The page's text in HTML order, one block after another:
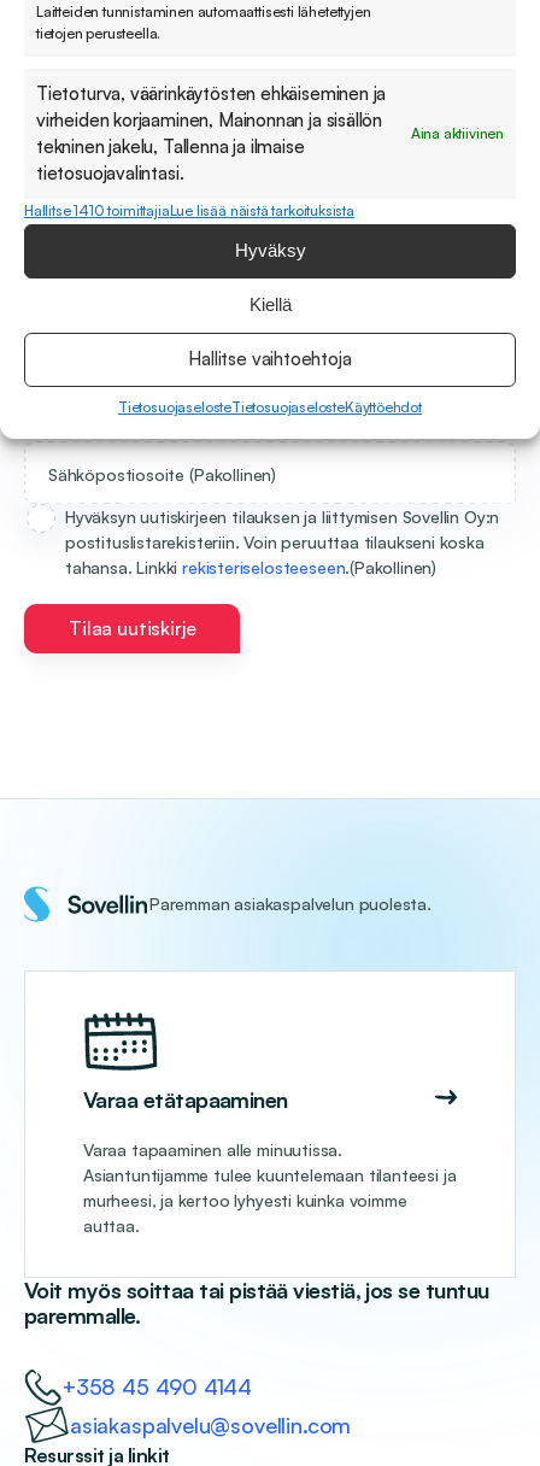
Laitteiden tunnistaminen automaattisesti lähetettyjen
tietojen perusteella.
Tietoturva, väärinkäytösten ehkäiseminen ja
virheiden korjaaminen, Mainonnan ja sisällön
tekninen jakelu, Tallenna ja ilmaise
tietosuojavalintasi.
Aina aktiivinen
Hallitse 1410 toimittajiaLue lisää näistä tarkoituksista
Hyväksy
Kiellä
Hallitse vaihtoehtoja
TietosuojaselosteTietosuojaselosteKäyttöehdot
Tilaa hyödylliset blogivinkkimme suoraan
Älä huoli, sillä mekään emme pidä roskapostista. Viestimme
sinulle vain, kun meillä on olennaista kerrottavaa.
Sähköpostiosoite (Pakollinen)
Hyväksyn uutiskirjeen tilauksen ja liittymisen Sovellin Oy:n
postituslistarekisteriin. Voin peruuttaa tilaukseni koska
tahansa. Linkkirekisteriselosteeseen.(Pakollinen)
Tilaa uutiskirje
Paremman asiakaspalvelun puolesta.
Varaa etätapaaminen
Varaa tapaaminen alle minuutissa.
Asiantuntijamme tulee kuuntelemaan tilanteesi ja
murheesi, ja kertoo lyhyesti kuinka voimme
auttaa.
Voit myös soittaa tai pistää viestiä, jos se tuntuu
paremmalle.
+358 45 490 4144
asiakaspalvelu@sovellin.com
Resurssit ja linkit